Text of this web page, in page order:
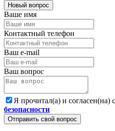
Новый вопрос
Ваше имя
Контактный телефон
Ваш e-mail
Ваш вопрос
Я прочитал(а) и согласен(на)
безопасности
Отправить свой вопрос